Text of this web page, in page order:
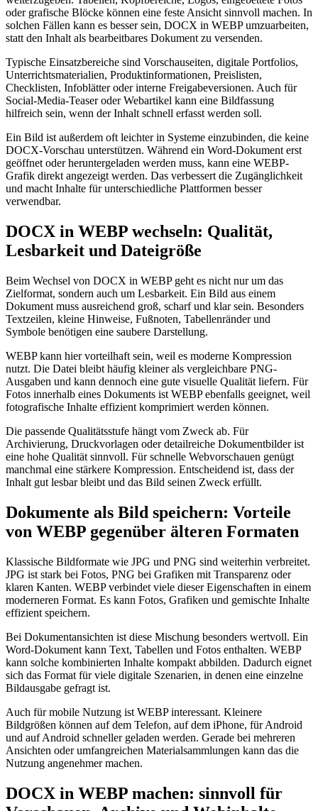
oder grafische Blöcke können eine feste Ansicht sinnvoll machen. In
solchen Fällen kann es besser sein, DOCX in WEBP umzuarbeiten,
statt den Inhalt als bearbeitbares Dokument zu versenden.
Typische Einsatzbereiche sind Vorschauseiten, digitale Portfolios,
Unterrichtsmaterialien, Produktinformationen, Preislisten,
Checklisten, Infoblätter oder interne Freigabeversionen. Auch für
Social-Media-Teaser oder Webartikel kann eine Bildfassung
hilfreich sein, wenn der Inhalt schnell erfasst werden soll.
Ein Bild ist außerdem oft leichter in Systeme einzubinden, die keine
DOCX-Vorschau unterstützen. Während ein Word-Dokument erst
geöffnet oder heruntergeladen werden muss, kann eine WEBP-
Grafik direkt angezeigt werden. Das verbessert die Zugänglichkeit
und macht Inhalte für unterschiedliche Plattformen besser
verwendbar.
DOCX in WEBP wechseln: Qualität,
Lesbarkeit und Dateigröße
Beim Wechsel von DOCX in WEBP geht es nicht nur um das
Zielformat, sondern auch um Lesbarkeit. Ein Bild aus einem
Dokument muss ausreichend groß, scharf und klar sein. Besonders
Textzeilen, kleine Hinweise, Fußnoten, Tabellenränder und
Symbole benötigen eine saubere Darstellung.
WEBP kann hier vorteilhaft sein, weil es moderne Kompression
nutzt. Die Datei bleibt häufig kleiner als vergleichbare PNG-
Ausgaben und kann dennoch eine gute visuelle Qualität liefern. Für
Fotos innerhalb eines Dokuments ist WEBP ebenfalls geeignet, weil
fotografische Inhalte effizient komprimiert werden können.
Die passende Qualitätsstufe hängt vom Zweck ab. Für
Archivierung, Druckvorlagen oder detailreiche Dokumentbilder ist
eine hohe Qualität sinnvoll. Für schnelle Webvorschauen genügt
manchmal eine stärkere Kompression. Entscheidend ist, dass der
Inhalt gut lesbar bleibt und das Bild seinen Zweck erfüllt.
Dokumente als Bild speichern: Vorteile
von WEBP gegenüber älteren Formaten
Klassische Bildformate wie JPG und PNG sind weiterhin verbreitet.
JPG ist stark bei Fotos, PNG bei Grafiken mit Transparenz oder
klaren Kanten. WEBP verbindet viele dieser Eigenschaften in einem
moderneren Format. Es kann Fotos, Grafiken und gemischte Inhalte
effizient speichern.
Bei Dokumentansichten ist diese Mischung besonders wertvoll. Ein
Word-Dokument kann Text, Tabellen und Fotos enthalten. WEBP
kann solche kombinierten Inhalte kompakt abbilden. Dadurch eignet
sich das Format für viele digitale Szenarien, in denen eine einzelne
Bildausgabe gefragt ist.
Auch für mobile Nutzung ist WEBP interessant. Kleinere
Bildgrößen können auf dem Telefon, auf dem iPhone, für Android
und auf Android schneller geladen werden. Gerade bei mehreren
Ansichten oder umfangreichen Materialsammlungen kann das die
Nutzung angenehmer machen.
DOCX in WEBP machen: sinnvoll für